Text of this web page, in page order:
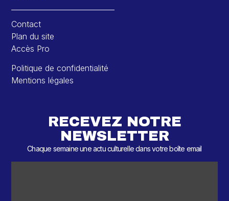
Contact
Plan du site
Accès Pro
Politique de confidentialité
Mentions légales
RECEVEZ NOTRE
NEWSLETTER
Chaque semaine une actu culturelle dans votre boîte email